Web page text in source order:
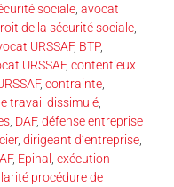
sociale avocat
de la sécurité sociale
URSSAF, BTP,
URSSAF, contentieux
, contrainte
travail dissimulé
DAF, défense entreprise
, dirigeant d’entreprise
, Epinal exécution
procédure de